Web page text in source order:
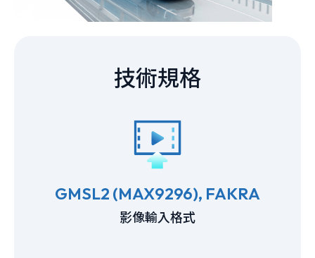
技術規格
GMSL2 (MAX9296), FAKRA
影像輸入格式